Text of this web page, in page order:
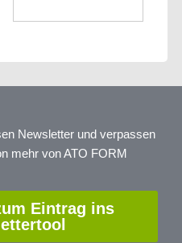
Newsletter und verpassen
mehr von ATO FORM
Eintrag ins